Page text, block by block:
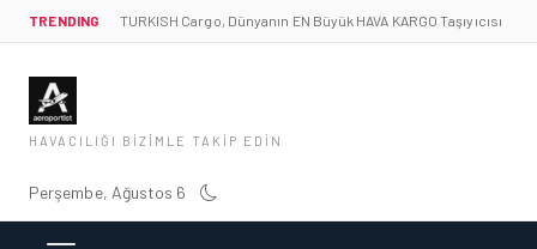
TRENDING TURKISH Cargo, Dünyanın EN Büyük HAVA KARGO Taşıyıcısı
HAVACILIĞI BIZIMLE TAKIP EDIN
Perşembe, Ağustos 6